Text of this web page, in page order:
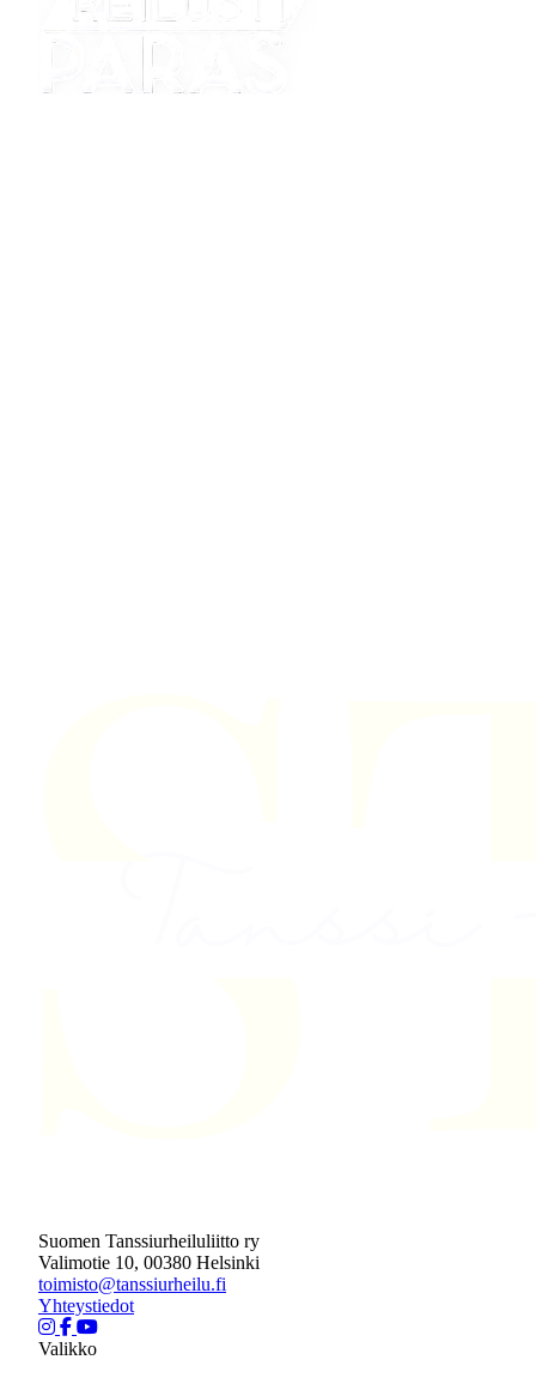
Suomen Tanssiurheiluliitto ry
Valimotie 10, 00380 Helsinki
toimisto@tanssiurheilu.fi
Yhteystiedot
Valikko